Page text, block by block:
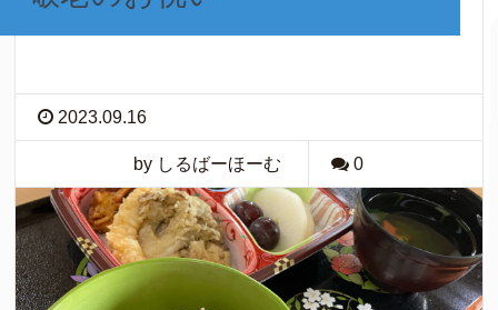
2023.09.16
by しるばーほーむ 0